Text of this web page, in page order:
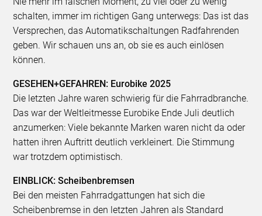
schalten, immer im richtigen Gang unterwegs: Das ist das
Versprechen, das Automatikschaltungen Radfahrenden
geben. Wir schauen uns an, ob sie es auch einlösen
können.
GESEHEN+GEFAHREN: Eurobike 2025
Die letzten Jahre waren schwierig für die Fahrradbranche.
Das war der Weltleitmesse Eurobike Ende Juli deutlich
anzumerken: Viele bekannte Marken waren nicht da oder
hatten ihren Auftritt deutlich verkleinert. Die Stimmung
war trotzdem optimistisch.
EINBLICK: Scheibenbremsen
Bei den meisten Fahrradgattungen hat sich die
Scheibenbremse in den letzten Jahren als Standard